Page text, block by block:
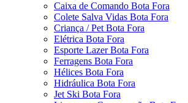
Caixa de Comando Bota Fora
Colete Salva Vidas Bota Fora
Criança / Pet Bota Fora
Elétrica Bota Fora
Esporte Lazer Bota Fora
Ferragens Bota Fora
Hélices Bota Fora
Hidráulica Bota Fora
Jet Ski Bota Fora